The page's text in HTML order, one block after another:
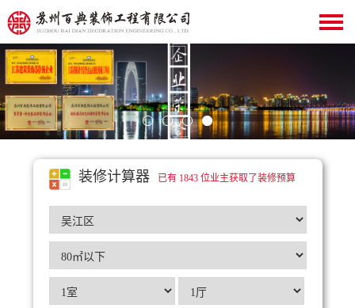
装修计算器 已有 1843 位业主获取了装修预算